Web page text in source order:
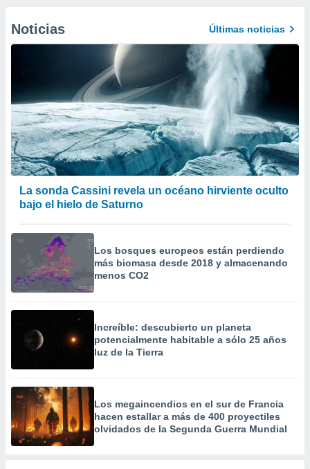
Noticias Últimas noticias
La sonda Cassini revela un océano hirviente oculto
bajo el hielo de Saturno
Los bosques europeos están perdiendo
más biomasa desde 2018 y almacenando
menos CO2
Increíble: descubierto un planeta
potencialmente habitable a sólo 25 años
luz de la Tierra
Los megaincendios en el sur de Francia
hacen estallar a más de 400 proyectiles
olvidados de la Segunda Guerra Mundial